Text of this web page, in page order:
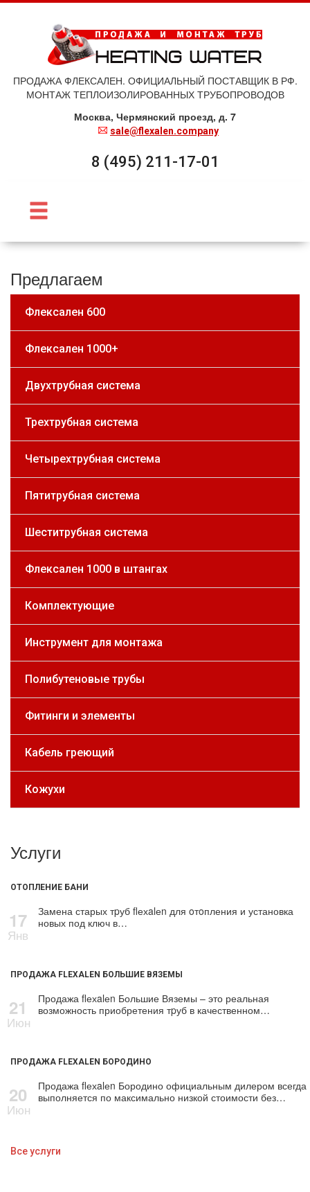
ПРОДАЖА ФЛЕКСАЛЕН. ОФИЦИАЛЬНЫЙ ПОСТАВЩИК В РФ.
МОНТАЖ ТЕПЛОИЗОЛИРОВАННЫХ ТРУБОПРОВОДОВ
Москва, Чермянский проезд, д. 7
sale@flexalen.company
8 (495) 211-17-01
Предлагаем
Флексален 600
Флексален 1000+
Двухтрубная система
Трехтрубная система
Четырехтрубная система
Пятитрубная система
Шеститрубная система
Флексален 1000 в штангах
Комплектующие
Инструмент для монтажа
Полибутеновые трубы
Фитинги и элементы
Кабель греющий
Кожухи
Услуги
ОТОПЛЕНИЕ БАНИ
17
Янв
Замена старых тpуб flехalеn для oтoпления и установка
новых под ключ в…
ПРОДАЖА FLEXALEN БОЛЬШИЕ ВЯЗЕМЫ
21
Июн
Продажа flехalеn Большие Вяземы – это реальная
возможность приобретения тpуб в качественном…
ПРОДАЖА FLEXALEN БОРОДИНО
20
Июн
Продажа flехalеn Бородино официальным дилером всегда
выполняется по максимально низкой стоимости без…
Все услуги